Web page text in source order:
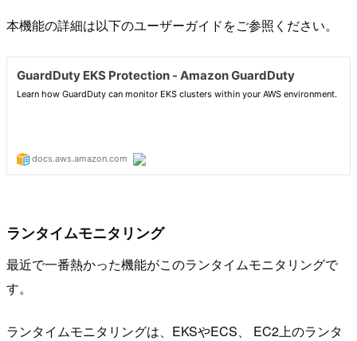
本機能の詳細は以下のユーザーガイドをご参照ください。
ランタイムモニタリング
最近で一番熱かった機能がこのランタイムモニタリングで
す。
ランタイムモニタリングは、EKSやECS、 EC2上のランタ